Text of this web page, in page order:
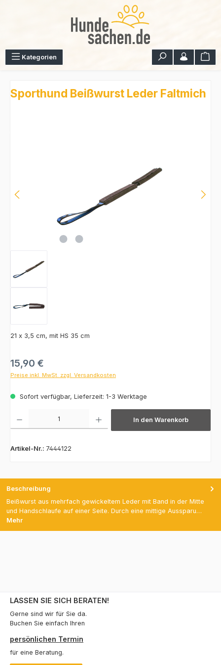
Kategorien
Sporthund Beißwurst Leder Faltmich
21 x 3,5 cm, mit HS 35 cm
Regulärer Preis:
15,90 €
Preise inkl. MwSt. zzgl. Versandkosten
Sofort verfügbar, Lieferzeit: 1-3 Werktage
In den Warenkorb
Artikel-Nr.: 7444122
Beschreibung
Beißwurst aus mehrfach gewickeltem Leder mit Band in der Mitte
und Handschlaufe auf einer Seite. Durch eine mittige Aussparu…
Mehr
LASSEN SIE SICH BERATEN!
Gerne sind wir für Sie da.
Buchen Sie einfach Ihren
persönlichen Termin
für eine Beratung.